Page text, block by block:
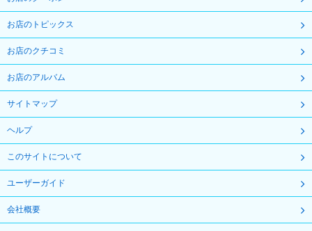
お店のトピックス
お店のクチコミ
お店のアルバム
サイトマップ
ヘルプ
このサイトについて
ユーザーガイド
会社概要